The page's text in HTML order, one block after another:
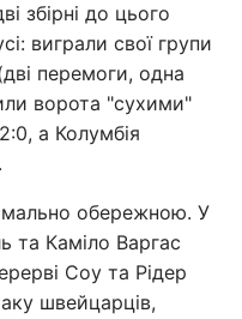
збірні до цього
виграли свої групи
перемоги, одна
ворота "сухими"
а Колумбія
обережною. У
та Каміло Варгас
Соу та Рідер
швейцарців,